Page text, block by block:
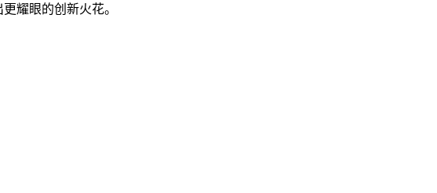
耀眼的创新火花。